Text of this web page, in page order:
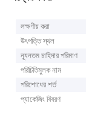
লক্ষণীয় করা
উৎপত্তি স্থল
ন্যূনতম চাহিদার পরিমাণ
পরিচিতিমুলক নাম
পরিশোধের শর্ত
প্যাকেজিং বিবরণ